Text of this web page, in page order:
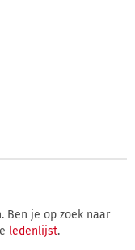
Ben je op zoek naar
ledenlijst.